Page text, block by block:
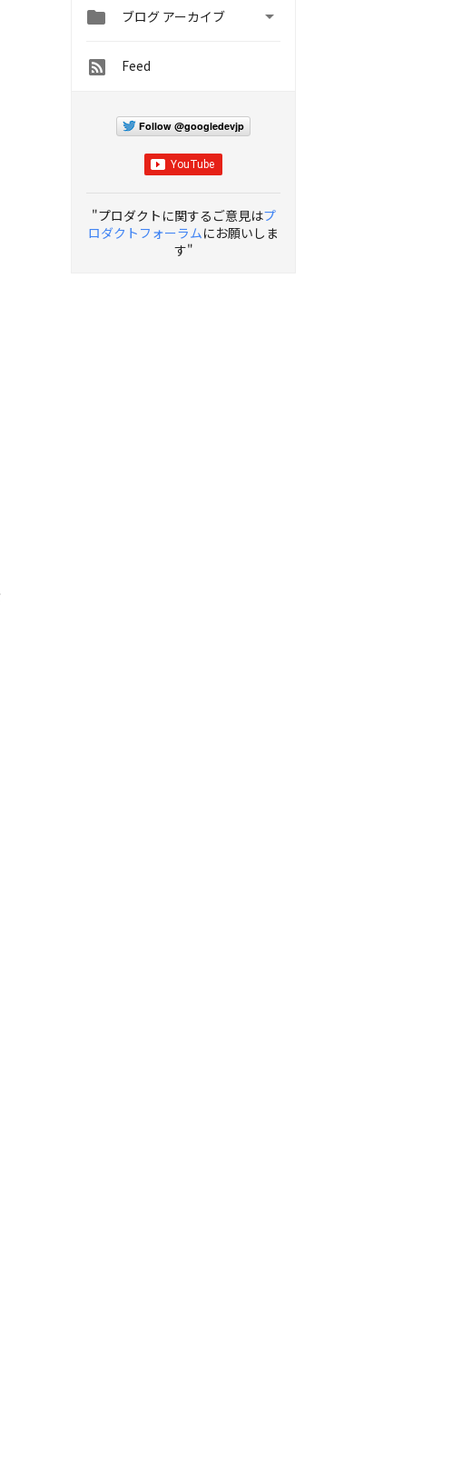
 ブログ アーカイブ 
Feed
Follow @googledevjp
"プロダクトに関するご意見はプ
ロダクトフォーラムにお願いしま
す"